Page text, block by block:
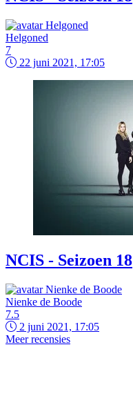
Helgoned
7
22 juni 2021, 17:05
NCIS - Seizoen 18
Nienke de Boode
7.5
2 juni 2021, 17:05
Meer recensies